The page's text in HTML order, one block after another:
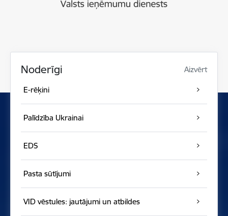
Noderīgi Aizvērt
E-rēķini
Palīdzība Ukrainai
EDS
Pasta sūtījumi
VID vēstules: jautājumi un atbildes